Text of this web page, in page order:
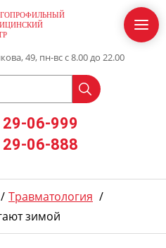
49, пн-вс с 8.00 до 22.00
06-999
06-888
/ Травматология /
зимой